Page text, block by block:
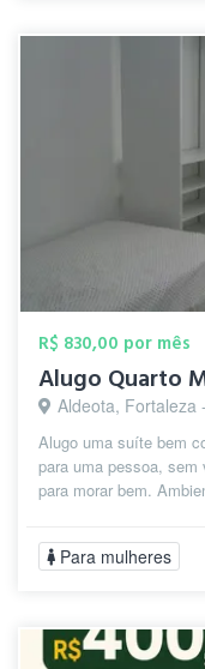
R$ 830,00 por mês
Alugo Quarto
Aldeota, Fortaleza
Alugo uma suíte bem
para uma pessoa,
para morar bem.
Para mulheres